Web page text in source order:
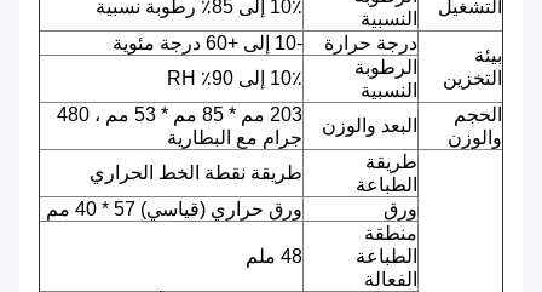
التشغيل
النسبية
10٪ إلى 85٪ رطوبة نسبية
بيئة
التخزين
درجة حرارة
-10 إلى +60 درجة مئوية
الرطوبة
النسبية
10٪ إلى 90٪ RH
الحجم
والوزن
البعد والوزن
203 مم * 85 مم * 53 مم ، 480
جرام مع البطارية
طريقة
الطباعة
طريقة نقطة الخط الحراري
ورق
ورق حراري (قياسي) 57 * 40 مم
منطقة
الطباعة
الفعالة
48 ملم